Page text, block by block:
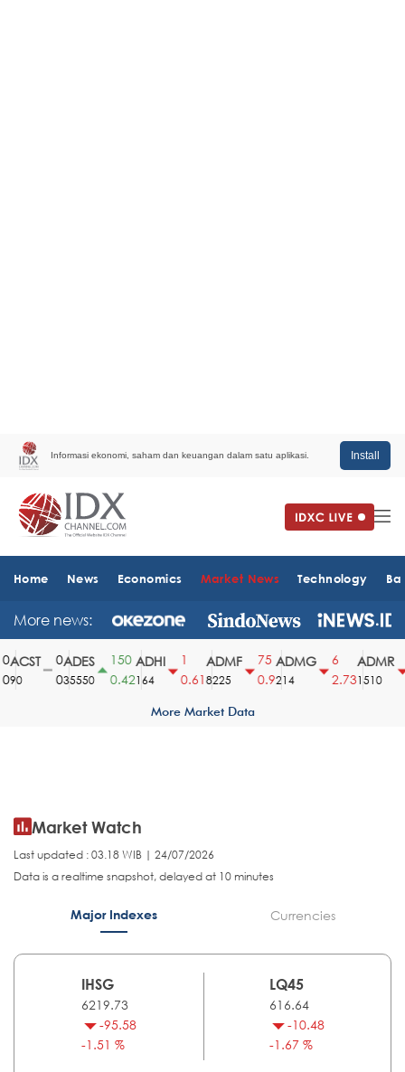
Informasi ekonomi, saham dan keuangan dalam satu aplikasi. Install
Home News Economics Market News Technology
More news:
ADES
35550
150
0.42
ADHI
164
0.61
ADMF
8225
75
0.9
ADMG
214
2.73
ADMR
1510
More Market Data
Market Watch
Last updated : 03.18 WIB | 24/07/2026
Data is a realtime snapshot, delayed at 10 minutes
Major Indexes Currencies
IHSG
6219.73
-95.58
-1.51 %
LQ45
616.64
-10.48
-1.67 %